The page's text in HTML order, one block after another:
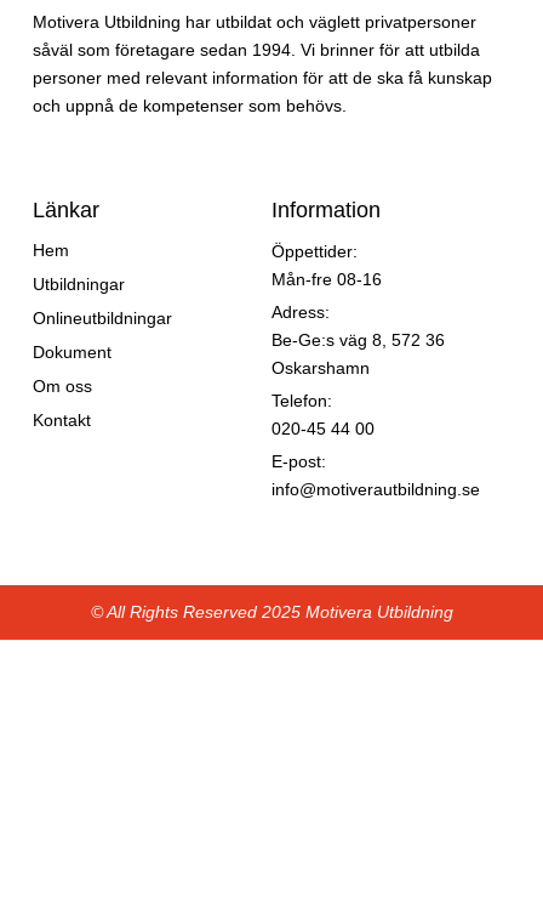
Motivera Utbildning har utbildat och väglett privatpersoner
såväl som företagare sedan 1994. Vi brinner för att utbilda
personer med relevant information för att de ska få kunskap
och uppnå de kompetenser som behövs.
Länkar
Hem
Utbildningar
Onlineutbildningar
Dokument
Om oss
Kontakt
Information
Öppettider:
Mån-fre 08-16
Adress:
Be-Ge:s väg 8, 572 36
Oskarshamn
Telefon:
020-45 44 00
E-post:
info@motiverautbildning.se
© All Rights Reserved 2025 Motivera Utbildning